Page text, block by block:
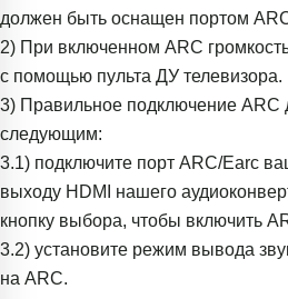
должен быть оснащен портом
2) При включенном ARC
с помощью пульта ДУ телевизора.
3) Правильное подключение ARC
следующим:
3.1) подключите порт ARC/Earc
выходу HDMI нашего
кнопку выбора, чтобы включить
3.2) установите режим вывода
на ARC.